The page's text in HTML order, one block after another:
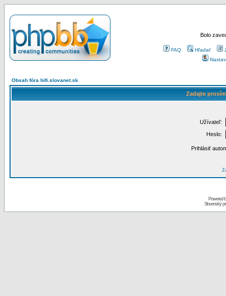
Bolo
FAQ Hľadať
Obsah fóra hifi.slovanet.sk
Zadajte
Užívateľ:
Heslo:
Prihlásiť
Powered
Slovenský